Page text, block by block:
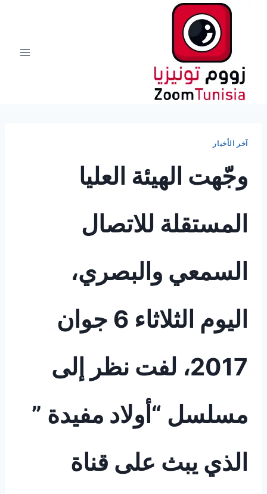
آخر الأخبار
وجّهت الهيئة العليا
المستقلة للاتصال
السمعي والبصري،
اليوم الثلاثاء 6 جوان
2017، لفت نظر إلى
مسلسل “أولاد مفيدة ”
الذي يبث على قناة